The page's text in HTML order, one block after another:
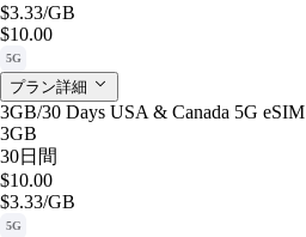
$3.33/GB
$10.00
5G
プラン詳細
3GB/30 Days USA & Canada 5G eSIM
3GB
30日間
$10.00
$3.33/GB
5G